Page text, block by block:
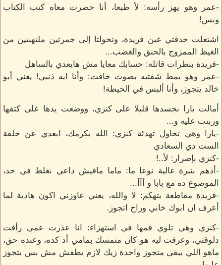
-عمر وهو يهز رأسه: لأ طبعا، أنا حضرت معاه كتب الكتاب
وبس!
اشتعلت حدقتي عين فريدة، وتحولتا إلى جمرتين ملتهبتين من
الغيظ الممزوج بالحنق والغضب...
-فريدة بنظرات قاتلة: حسابك معايا مش هايعدي بالساهل
-عمر وهو يمط شفتيه بصوت خافت: وأنا ايه ذنبي! يعني أبو
خالد يتجوز، وأنا ألبس في الحيطة!
أمالت يارا بجسدها قليلا على كنزي، ووضعت يدها على كتفها
وربتت عليه و...
-يارا وهي تحاول تهدئة كنزي: الله يكرمك، ابعدي عن خلقة
الست دي السعادي
-كنزي بإصرار: لأ..!
-أدهم بنبرة عالية نوعا ما: ماما مافيش داعي نغلط في حد،
الموضوع ده مع بابا و آآآ...
-فريدة مقاطعة بتهكم: لا والله، يعني عاوزني اكون هادية لما
أعرف ان ابوك خاني وراح اتجوز.
-كنزي وهي تلوي فمها في استهزاء: انا عذرت عمي رأفت
دلوقتي، وعرفت ليه هو كان متمسك بمامي أد كده، وعنده حق،
ماهو اللي يبقى متجوز واحدة زيك لازم يطفش مش بس يتجوز